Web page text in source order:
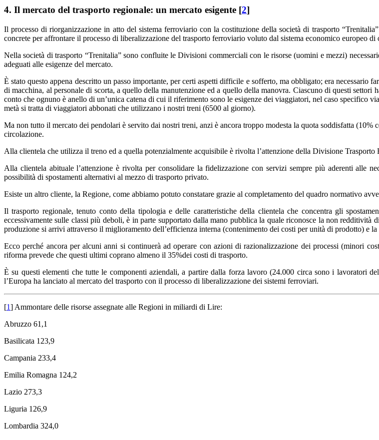
4. Il mercato del trasporto regionale: un mercato esigente [2]
Il processo di riorganizzazione in atto del sistema ferroviario con la costituzione della società di trasporto
concrete per affrontare il processo di liberalizzazione del trasporto ferroviario voluto dal sistema economico europeo di
Nella società di trasporto “Trenitalia” sono confluite le Divisioni commerciali con le risorse (uomini e mezzi)
adeguati alle esigenze del mercato.
È stato questo appena descritto un passo importante, per certi aspetti difficile e sofferto, ma obbligato; era
di macchina, al personale di scorta, a quello della manutenzione ed a quello della manovra. Ciascuno di questi
conto che ognuno è anello di un’unica catena di cui il riferimento sono le esigenze dei viaggiatori, nel caso
metà si tratta di viaggiatori abbonati che utilizzano i nostri treni (6500 al giorno).
Ma non tutto il mercato dei pendolari è servito dai nostri treni, anzi è ancora troppo modesta la quota soddisfatta
circolazione.
Alla clientela che utilizza il treno ed a quella potenzialmente acquisibile è rivolta l’attenzione della Divisione Trasporto
Alla clientela abituale l’attenzione è rivolta per consolidare la fidelizzazione con servizi sempre più aderenti alle
possibilità di spostamenti alternativi al mezzo di trasporto privato.
Esiste un altro cliente, la Regione, come abbiamo potuto constatare grazie al completamento del quadro normativo
Il trasporto regionale, tenuto conto della tipologia e delle caratteristiche della clientela che concentra gli
eccessivamente sulle classi più deboli, è in parte supportato dalla mano pubblica la quale riconosce la non
produzione si arrivi attraverso il miglioramento dell’efficienza interna (contenimento dei costi per unità di prodotto) e
Ecco perché ancora per alcuni anni si continuerà ad operare con azioni di razionalizzazione dei processi (minori
riforma prevede che questi ultimi coprano almeno il 35%dei costi di trasporto.
È su questi elementi che tutte le componenti aziendali, a partire dalla forza lavoro (24.000 circa sono i lavoratori
l’Europa ha lanciato al mercato del trasporto con il processo di liberalizzazione dei sistemi ferroviari.
[1] Ammontare delle risorse assegnate alle Regioni in miliardi di Lire:
Abruzzo 61,1
Basilicata 123,9
Campania 233,4
Emilia Romagna 124,2
Lazio 273,3
Liguria 126,9
Lombardia 324,0